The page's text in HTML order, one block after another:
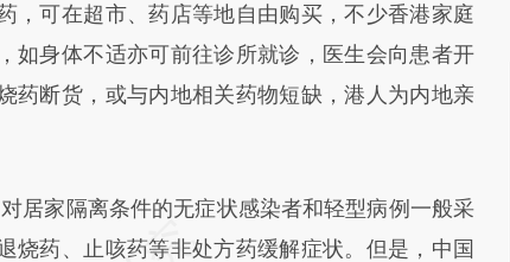
可在超市、药店等地自由购买，不少香港家庭
如身体不适亦可前往诊所就诊，医生会向患者开
药断货，或与内地相关药物短缺，港人为内地亲
家隔离条件的无症状感染者和轻型病例一般采
烧药、止咳药等非处方药缓解症状。但是，中国